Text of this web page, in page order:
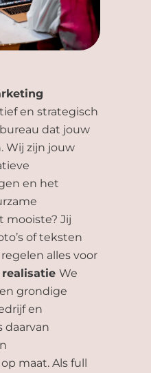
en strategisch
dat jouw
Wij zijn jouw
en het
mooiste? Jij
of teksten
alles voor
We
grondige
en
daarvan
maat. Als full